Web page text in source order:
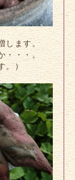
します。
・・・。
。）